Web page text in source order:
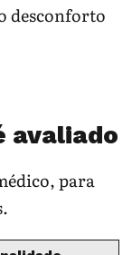
desconforto
avaliado
para